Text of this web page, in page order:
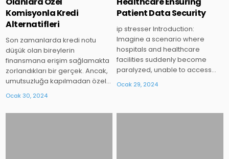
Komisyonla Kredi
Alternatifleri
Son zamanlarda kredi notu
düşük olan bireylerin
finansmana erişim sağlamakta
zorlandıkları bir gerçek. Ancak,
umutsuzluğa kapılmadan özel…
Ocak 30, 2024
Patient Data Security
ip stresser Introduction:
Imagine a scenario where
hospitals and healthcare
facilities suddenly become
paralyzed, unable to access…
Ocak 29, 2024